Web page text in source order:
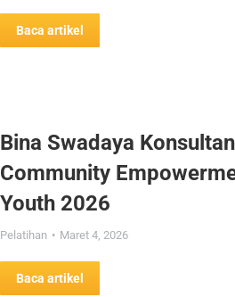
Baca artikel
Bina Swadaya
Community
Youth 2026
Pelatihan Maret 4, 2026
Baca artikel